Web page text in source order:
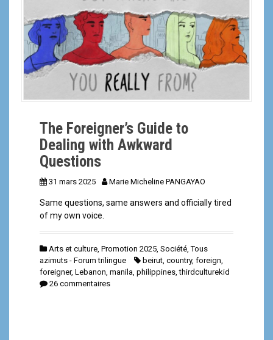
The Foreigner’s Guide to
Dealing with Awkward
Questions
31 mars 2025 Marie Micheline PANGAYAO
Same questions, same answers and officially tired
of my own voice.
Arts et culture, Promotion 2025, Société,Tous
azimuts - Forum trilingue
beirut, country, foreign,
foreigner, Lebanon, manila, philippines,thirdculturekid
26 commentaires